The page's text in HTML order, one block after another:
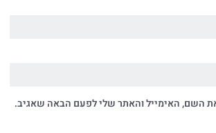
השם, האימייל והאתר שלי לפעם הבאה שאגיב.